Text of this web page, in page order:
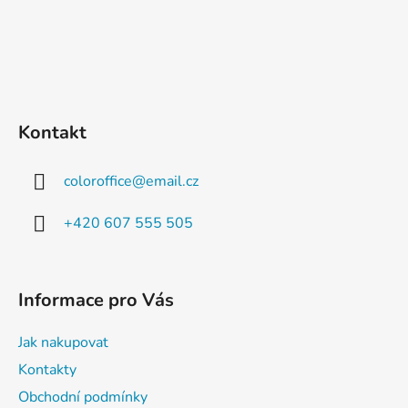
Kontakt
coloroffice@email.cz
+420 607 555 505
Informace pro Vás
Jak nakupovat
Kontakty
Obchodní podmínky